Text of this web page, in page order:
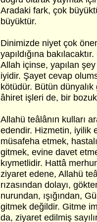
Aradaki fark, çok
büyüktür.
Dinimizde niyet çok
yapıldığına
Allah içinse, yapılan
iyidir. Şayet cevap
kötüdür. Bütün
âhiret işleri de, bir
Allahü teâlânın kulları
edendir. Hizmetin, iyilik
müsafeha etmek,
gitmek, evine davet
kıymetlidir. Hattâ
ziyaret edene, Allahü
rızasından dolayı,
nurundan, ışığından,
gitmek değildir. Gitme
da, ziyaret edilmiş